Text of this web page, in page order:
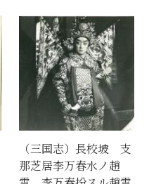
（三国志）長校坡 支
那芝居李万春水ノ趙